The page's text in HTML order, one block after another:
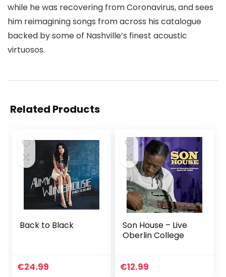
while he was recovering from Coronavirus, and sees
him reimagining songs from across his catalogue
backed by some of Nashville’s finest acoustic
virtuosos.
Related Products
Back to Black
€24.99
Son House – Live
Oberlin College
€12.99